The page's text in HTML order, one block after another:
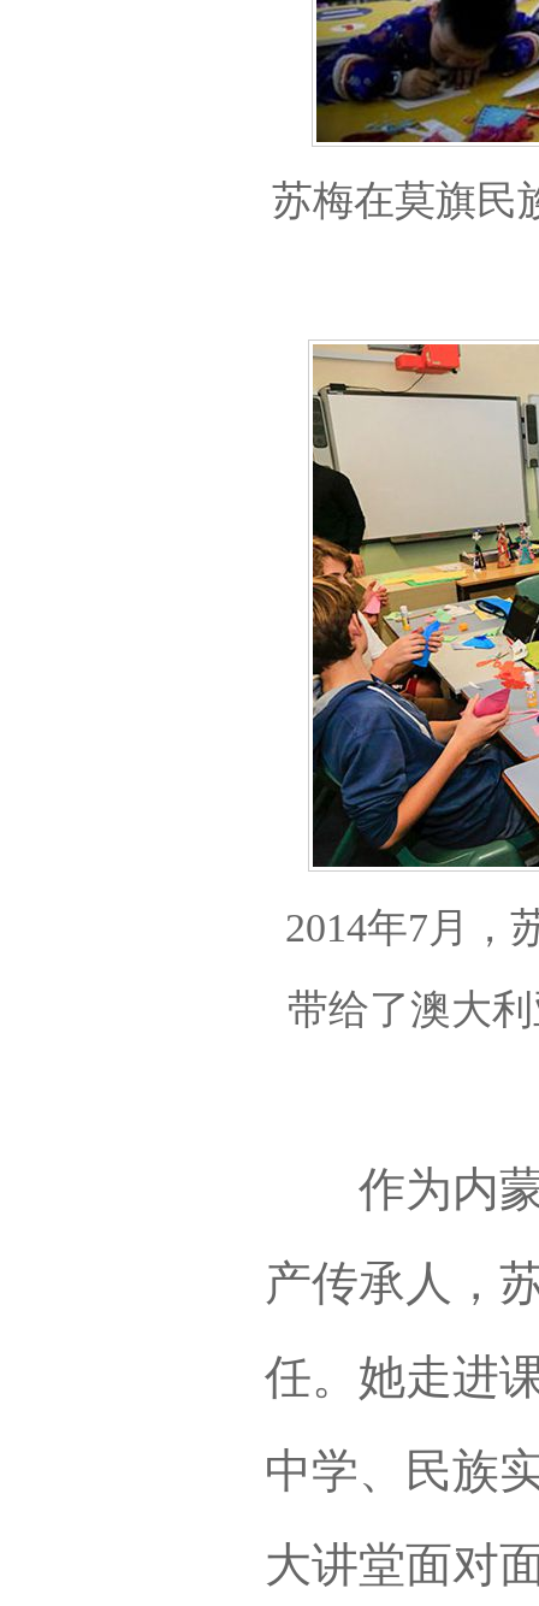
苏梅在莫旗民
2014年7月，
带给了澳大
作为内蒙
产传承人，
任。她走进
中学、民族
大讲堂面对